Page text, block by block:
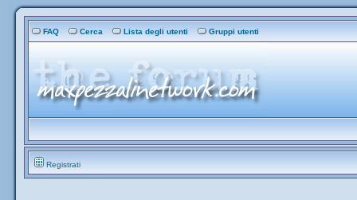
FAQ Cerca Lista degli utenti Gruppi utenti
Registrati